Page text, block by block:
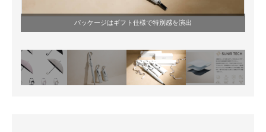
パッケージはギフト仕様で特別感を演出